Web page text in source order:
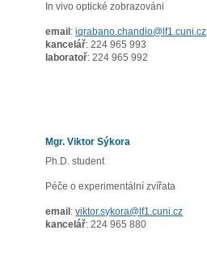
In vivo optické zobrazováni
email :iqrabano.chandio@lf1.cuni.cz
kancelář: 224 965 993
laboratoř: 224 965 992
Mgr. Viktor Sýkora
Ph.D. student
Péče o experimentální zvířata
email :viktor.sykora@lf1.cuni.cz
kancelář: 224 965 880